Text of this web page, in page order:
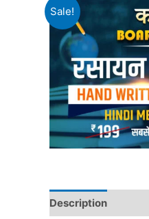
Sale!
Description